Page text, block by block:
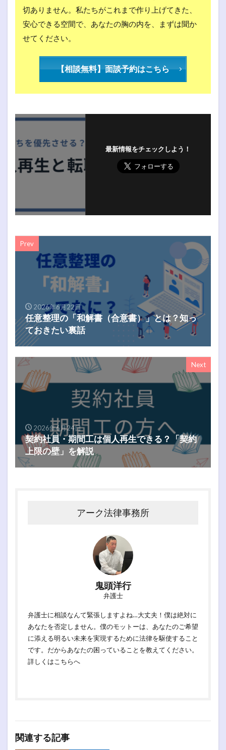
切ありません。私たちがこれまで作り上げてきた、
安心できる空間で、あなたの胸の内を、まずは聞か
せてください。
【相談無料】面談予約はこちら
最新情報をチェックしよう！
Prev
2026年6月22日
任意整理の「和解書（合意書）」とは？知っ
ておきたい裏話
Next
2026年6月24日
契約社員・期間工は個人再生できる？「契約
上限の壁」を解説
アーク法律事務所
鬼頭洋行
弁護士
弁護士に相談なんて緊張しますよね…大丈夫！僕は絶対に
あなたを否定しません。僕のモットーは、あなたのご希望
に添える明るい未来を実現するために法律を駆使すること
です。だからあなたの困っていることを教えてください。
詳しくは こちらへ
関連する記事